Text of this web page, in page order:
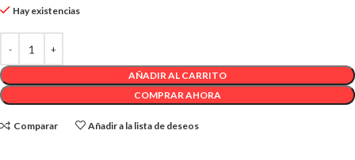
Hay existencias
AÑADIR AL CARRITO
COMPRAR AHORA
Comparar Añadir a la lista de deseos